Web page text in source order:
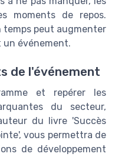
moments de repos.
temps peut augmenter
un événement.
de l'événement
et repérer les
du secteur,
du livre 'Succès
vous permettra de
de développement